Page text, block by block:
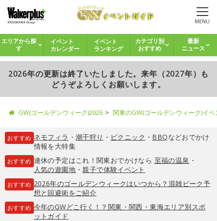
MENU
エリアから探
す
イベント
カレンダー
イベント
ランキング
カテゴリ別
おすすめ
最新
ニュース
2026年の更新は終了いたしました。来年（2027年）も
どうぞよろしくお願いします。
GW(ゴールデンウィーク)2026 関東のGW(ゴールデンウィーク)イ
おすすめ ネモフィラ ・ 潮干狩り ・ ピクニック ・ BBQなどおでかけ
情報を大特集
おすすめ 連休の予定はこれ！関東おでかけなら 至福の温泉 ・
人気の遊園地・親子で体験イベント
おすすめ 2026年のゴールデンウィークはいつから？混雑ピーク予
想と回避術をご紹介
おすすめ 今年のGWどこ行く！？関東・関西・東海エリア別スポ
ットガイド